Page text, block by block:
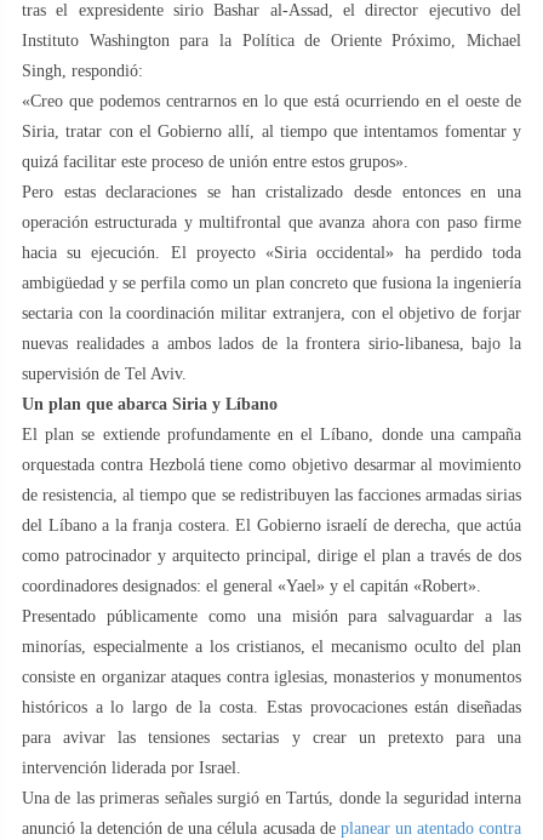
tras el expresidente sirio Bashar al-Assad, el director ejecutivo del
Instituto Washington para la Política de Oriente Próximo, Michael
Singh, respondió:
«Creo que podemos centrarnos en lo que está ocurriendo en el oeste de
Siria, tratar con el Gobierno allí, al tiempo que intentamos fomentar y
quizá facilitar este proceso de unión entre estos grupos».
Pero estas declaraciones se han cristalizado desde entonces en una
operación estructurada y multifrontal que avanza ahora con paso firme
hacia su ejecución. El proyecto «Siria occidental» ha perdido toda
ambigüedad y se perfila como un plan concreto que fusiona la ingeniería
sectaria con la coordinación militar extranjera, con el objetivo de forjar
nuevas realidades a ambos lados de la frontera sirio-libanesa, bajo la
supervisión de Tel Aviv.
Un plan que abarca Siria y Líbano
El plan se extiende profundamente en el Líbano, donde una campaña
orquestada contra Hezbolá tiene como objetivo desarmar al movimiento
de resistencia, al tiempo que se redistribuyen las facciones armadas sirias
del Líbano a la franja costera. El Gobierno israelí de derecha, que actúa
como patrocinador y arquitecto principal, dirige el plan a través de dos
coordinadores designados: el general «Yael» y el capitán «Robert».
Presentado públicamente como una misión para salvaguardar a las
minorías, especialmente a los cristianos, el mecanismo oculto del plan
consiste en organizar ataques contra iglesias, monasterios y monumentos
históricos a lo largo de la costa. Estas provocaciones están diseñadas
para avivar las tensiones sectarias y crear un pretexto para una
intervención liderada por Israel.
Una de las primeras señales surgió en Tartús, donde la seguridad interna
anunció la detención de una célula acusada de planear un atentado contra